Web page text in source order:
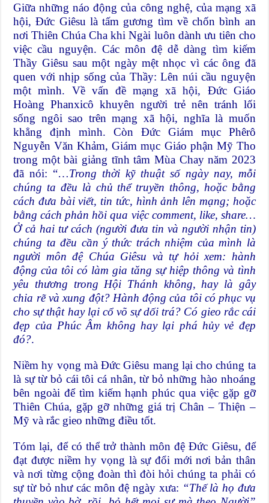
Giữa những náo động của công nghệ, của mạng xã
hội, Đức Giêsu là tấm gương tìm về chốn bình an
nơi Thiên Chúa Cha khi Ngài luôn dành ưu tiên cho
việc cầu nguyện. Các môn đệ dễ dàng tìm kiếm
Thầy Giêsu sau một ngày mệt nhọc vì các ông đã
quen với nhịp sống của Thầy: Lên núi cầu nguyện
một mình. Về vấn đề mạng xã hội, Đức Giáo
Hoàng Phanxicô khuyên người trẻ nên tránh lối
sống ngôi sao trên mạng xã hội, nghĩa là muốn
khẳng định mình. Còn Đức Giám mục Phêrô
Nguyễn Văn Khảm, Giám mục Giáo phận Mỹ Tho
trong một bài giảng tĩnh tâm Mùa Chay năm 2023
đã nói: “…Trong thời kỹ thuật số ngày nay, mỗi
chúng ta đều là chủ thể truyền thông, hoặc bằng
cách đưa bài viết, tin tức, hình ảnh lên mạng; hoặc
bằng cách phản hồi qua việc comment, like, share…
Ở cả hai tư cách (người đưa tin và người nhận tin)
chúng ta đều cần ý thức trách nhiệm của mình là
người môn đệ Chúa Giêsu và tự hỏi xem: hành
động của tôi có làm gia tăng sự hiệp thông và tình
yêu thương trong Hội Thánh không, hay là gây
chia rẽ và xung đột? Hành động của tôi có phục vụ
cho sự thật hay lại cổ võ sự dối trá? Có gieo rắc cái
đẹp của Phúc Âm không hay lại phá hủy vẻ đẹp
đó?.
Niềm hy vọng mà Đức Giêsu mang lại cho chúng ta
là sự từ bỏ cái tôi cá nhân, từ bỏ những hào nhoáng
bên ngoài để tìm kiếm hạnh phúc qua việc gặp gỡ
Thiên Chúa, gặp gỡ những giá trị Chân – Thiện –
Mỹ và rắc gieo những điều tốt.
Tóm lại, để có thể trở thành môn đệ Đức Giêsu, để
đạt được niềm hy vọng là sự đổi mới nơi bản thân
và nơi từng cộng đoàn thì đòi hỏi chúng ta phải có
sự từ bỏ như các môn đệ ngày xưa: “Thế là họ đưa